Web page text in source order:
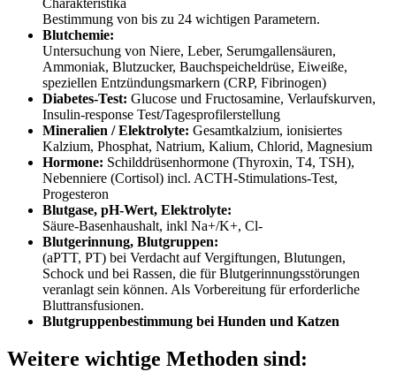
Bestimmung von bis zu 24 wichtigen Parametern.
Blutchemie:
Untersuchung von Niere, Leber, Serumgallensäuren,
Ammoniak, Blutzucker, Bauchspeicheldrüse, Eiweiße,
speziellen Entzündungsmarkern (CRP, Fibrinogen)
Diabetes-Test: Glucose und Fructosamine, Verlaufskurven,
Insulin-response Test/Tagesprofilerstellung
Mineralien / Elektrolyte: Gesamtkalzium, ionisiertes
Kalzium, Phosphat, Natrium, Kalium, Chlorid, Magnesium
Hormone: Schilddrüsenhormone (Thyroxin, T4, TSH),
Nebenniere (Cortisol) incl. ACTH-Stimulations-Test,
Progesteron
Blutgase, pH-Wert, Elektrolyte:
Säure-Basenhaushalt, inkl Na+/K+, Cl-
Blutgerinnung, Blutgruppen:
(aPTT, PT) bei Verdacht auf Vergiftungen, Blutungen,
Schock und bei Rassen, die für Blutgerinnungsstörungen
veranlagt sein können. Als Vorbereitung für erforderliche
Bluttransfusionen.
Blutgruppenbestimmung bei Hunden und Katzen
Weitere wichtige Methoden sind: